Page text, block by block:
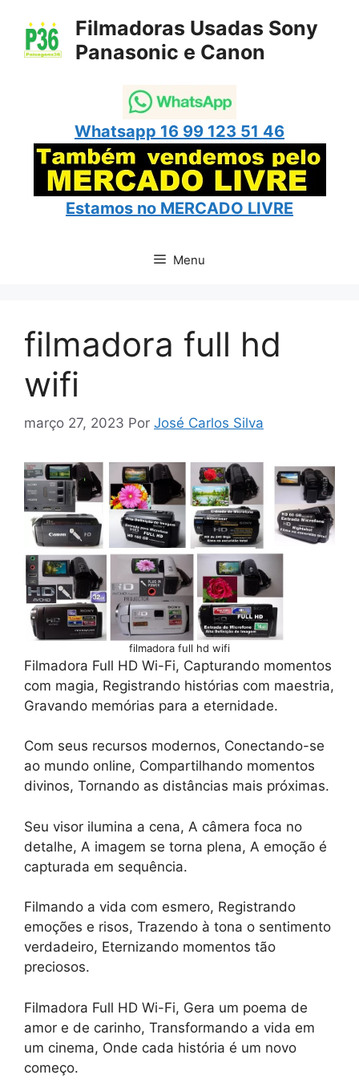
para
Filmadoras Usadas Sony
Panasonic e Canon
Whatsapp 16 99 123 51 46
Estamos no MERCADO LIVRE
Menu
filmadora full hd
wifi
março 27, 2023 Por José Carlos Silva
filmadora full hd wifi
Filmadora Full HD Wi-Fi, Capturando momentos
com magia, Registrando histórias com maestria,
Gravando memórias para a eternidade.
Com seus recursos modernos, Conectando-se
ao mundo online, Compartilhando momentos
divinos, Tornando as distâncias mais próximas.
Seu visor ilumina a cena, A câmera foca no
detalhe, A imagem se torna plena, A emoção é
capturada em sequência.
Filmando a vida com esmero, Registrando
emoções e risos, Trazendo à tona o sentimento
verdadeiro, Eternizando momentos tão
preciosos.
Filmadora Full HD Wi-Fi, Gera um poema de
amor e de carinho, Transformando a vida em
um cinema, Onde cada história é um novo
começo.